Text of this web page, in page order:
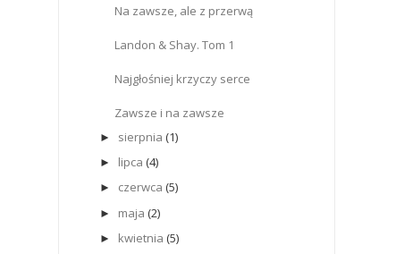
Na zawsze, ale z przerwą
Landon & Shay. Tom 1
Najgłośniej krzyczy serce
Zawsze i na zawsze
► sierpnia (1)
► lipca (4)
► czerwca (5)
► maja (2)
► kwietnia (5)